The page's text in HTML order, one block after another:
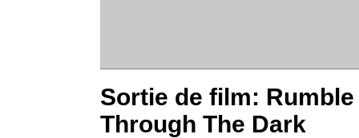
Sortie de film: Rumble
Through The Dark